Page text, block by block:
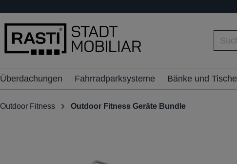
springen
Überdachungen Fahrradparksysteme Bänke und Tische
Outdoor Fitness Outdoor Fitness Geräte Bundle